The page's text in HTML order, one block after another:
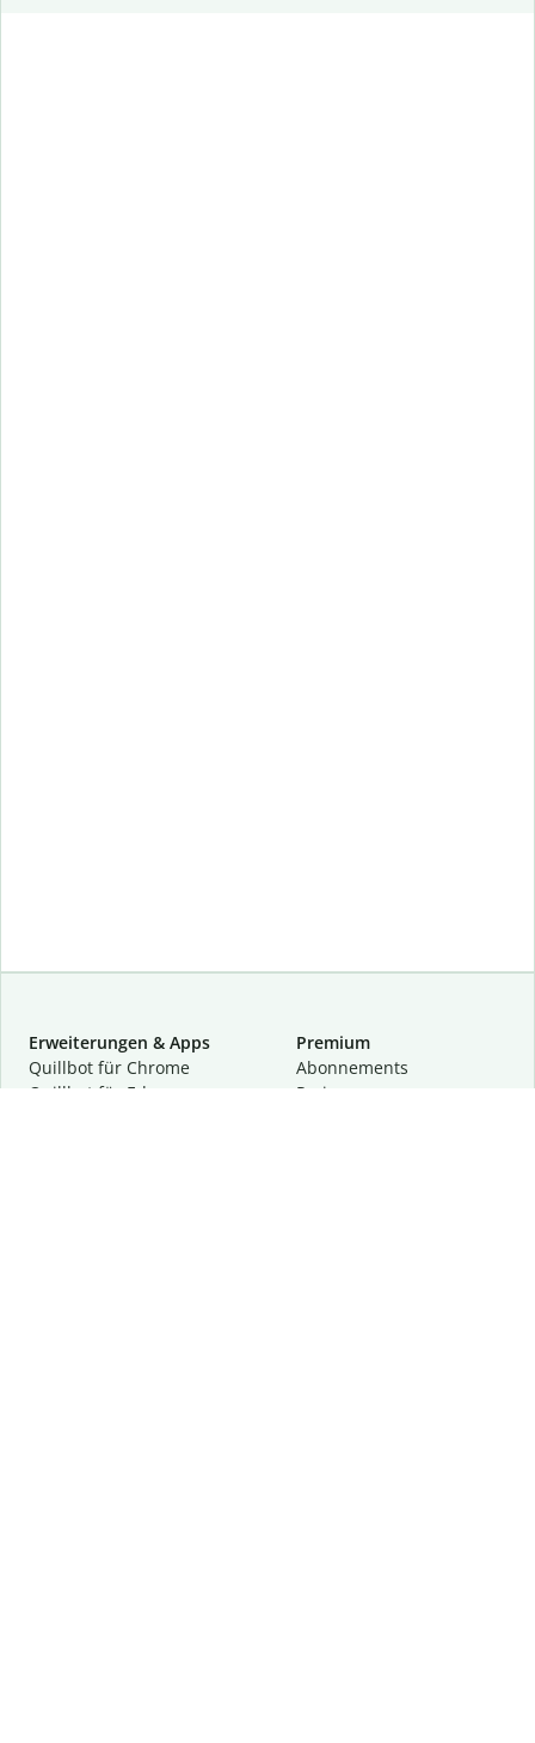
Erweiterungen & Apps
Quillbot für Chrome
Quillbot für Edge
Premium
Abon­ne­ments
Preise